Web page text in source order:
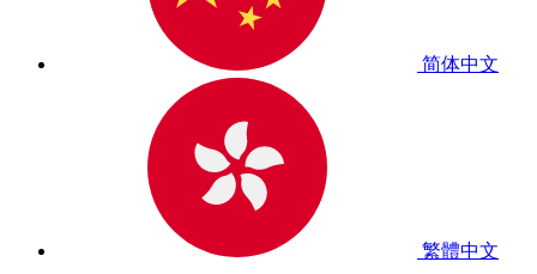
简体中文
繁體中文